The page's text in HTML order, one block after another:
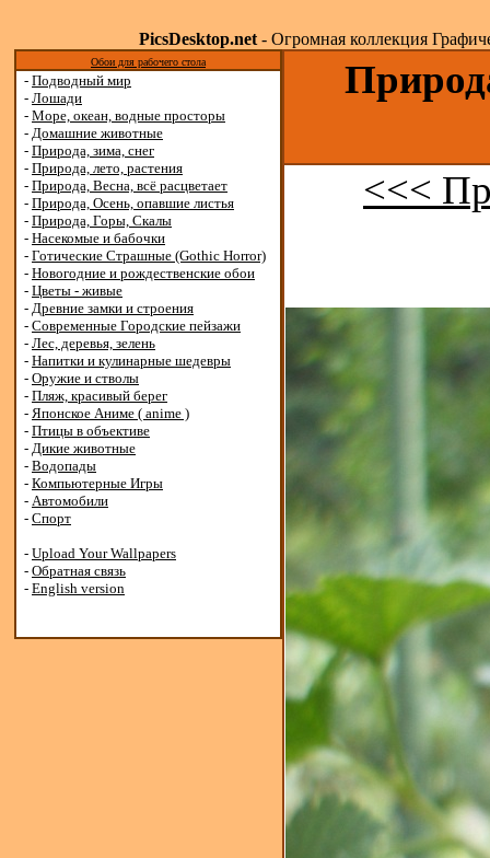
PicsDesktop.net- Огромная коллекция
Обои для рабочего стола
- Подводный мир
- Лошади
- Море, океан, водные просторы
- Домашние животные
- Природа, зима, снег
- Природа, лето, растения
- Природа, Весна, всё расцветает
- Природа, Осень, опавшие листья
- Природа, Горы, Скалы
- Насекомые и бабочки
- Готические Страшные (Gothic Horror)
- Новогодние и рождественские обои
- Цветы - живые
- Древние замки и строения
- Современные Городские пейзажи
- Лес, деревья, зелень
- Напитки и кулинарные шедевры
- Оружие и стволы
- Пляж, красивый берег
- Японское Аниме ( anime )
- Птицы в объективе
- Дикие животные
- Водопады
- Компьютерные Игры
- Автомобили
- Спорт
- Upload Your Wallpapers
- Обратная связь
- English version
<<<